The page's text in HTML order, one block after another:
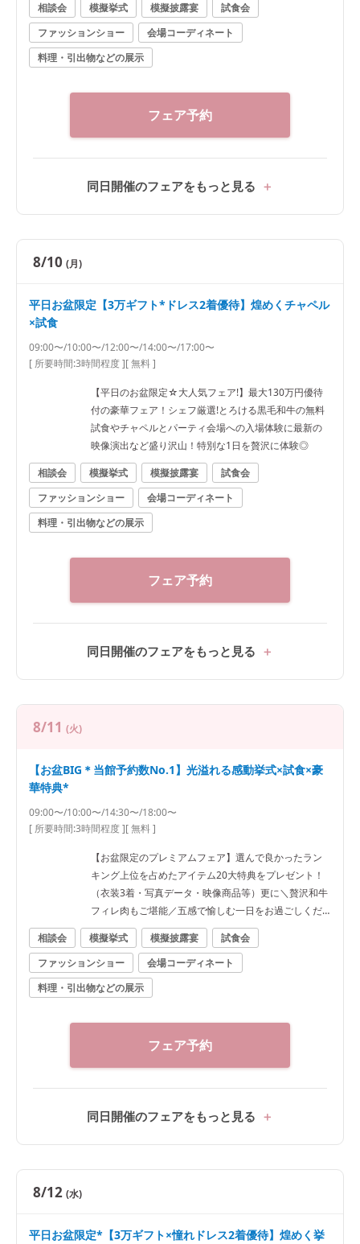
相談会
模擬挙式 模擬披露宴
試食会
ファッションショー
会場コーディネート
料理・引出物などの展示
フェア予約
同日開催のフェアをもっと見る
8/10 (月)
平日お盆限定【3万ギフト*ドレス2着優待】煌めくチャペル
×試食
09:00〜/10:00〜/12:00〜/14:00〜/17:00〜
[ 所要時間:3時間程度][ 無料 ]
【平日のお盆限定☆大人気フェア!】最大130万円優待
付の豪華フェア！シェフ厳選!とろける黒毛和牛の無料
試食やチャペルとパーティ会場への入場体験に最新の
映像演出など盛り沢山！特別な1日を贅沢に体験◎
相談会
模擬挙式 模擬披露宴
試食会
ファッションショー
会場コーディネート
料理・引出物などの展示
フェア予約
同日開催のフェアをもっと見る
8/11 (火)
【お盆BIG＊当館予約数No.1】光溢れる感動挙式×試食×豪
華特典*
09:00〜/10:00〜/14:30〜/18:00〜
[ 所要時間:3時間程度][ 無料 ]
【お盆限定のプレミアムフェア】選んで良かったラン
キング上位を占めたアイテム20大特典をプレゼント！
（衣装3着・写真データ・映像商品等）更に＼贅沢和牛
フィレ肉もご堪能／五感で愉しむ一日をお過ごしくだ
さい！
相談会 模擬挙式 模擬披露宴
試食会
ファッションショー
会場コーディネート
料理・引出物などの展示
フェア予約
同日開催のフェアをもっと見る
8/12 (水)
平日お盆限定*【3万ギフト×憧れドレス2着優待】煌めく挙